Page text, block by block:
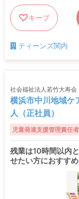
キープ
ティーンズ関内
社会福祉法人若竹大寿会
横浜市中川地域ケ
人（正社員）
児童発達支援管理責任者
残業は10時間以内
せたい方におすすめ